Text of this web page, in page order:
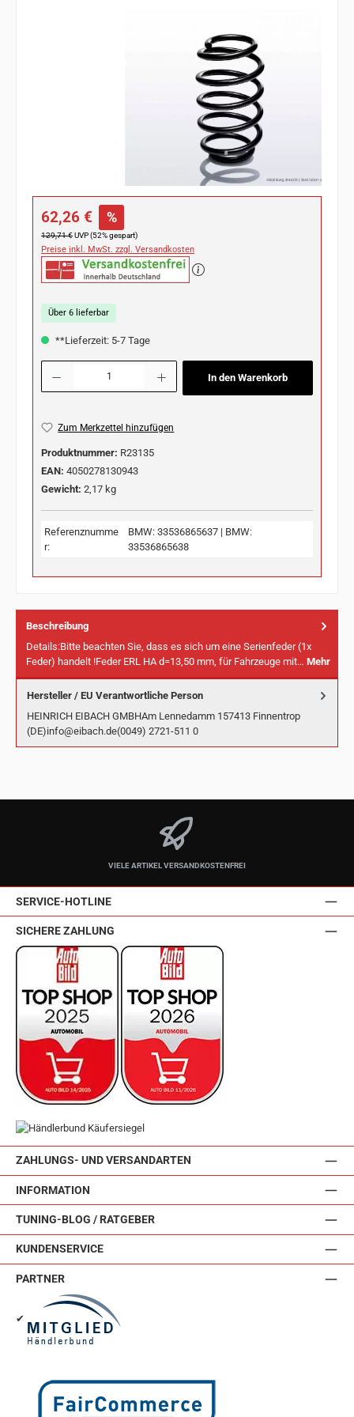
Verkaufspreis:
62,26 € %
Regulärer Preis:
129,71 €UVP (52% gespart)
Preise inkl. MwSt. zzgl. Versandkosten
Über 6 lieferbar
**Lieferzeit: 5-7 Tage
Produkt Anzahl: Gib den gewünschten Wert ein oder benutze die Schaltflächen
In den Warenkorb
Zum Merkzettel hinzufügen
Produktnummer: R23135
EAN: 4050278130943
Gewicht: 2,17 kg
Referenznumme
r:
BMW: 33536865637 | BMW:
33536865638
Beschreibung
Details:Bitte beachten Sie, dass es sich um eine Serienfeder (1x
Feder) handelt !Feder ERL HA d=13,50 mm, für Fahrzeuge mit… Mehr
Hersteller / EU Verantwortliche Person
HEINRICH EIBACH GMBHAm Lennedamm 157413 Finnentrop
(DE)info@eibach.de(0049) 2721-511 0
VIELE ARTIKEL VERSANDKOSTENFREI
SERVICE-HOTLINE
ZAHLUNGS- UND VERSANDARTEN
INFORMATION
TUNING-BLOG / RATGEBER
KUNDENSERVICE
SICHERE ZAHLUNG
PARTNER
✔